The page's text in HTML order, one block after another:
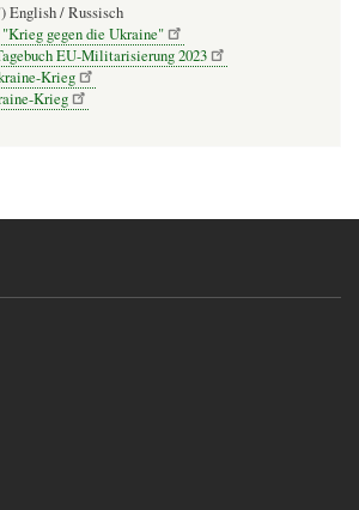
English / Russisch
gegen die Ukraine"
EU-Militarisierung 2023
Krieg
Krieg